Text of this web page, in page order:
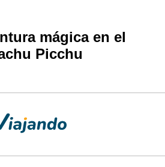
mágica en el
Picchu